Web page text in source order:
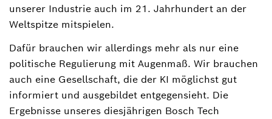
unserer Industrie auch im 21. Jahrhundert an der
Weltspitze mitspielen.
Dafür brauchen wir allerdings mehr als nur eine
politische Regulierung mit Augenmaß. Wir brauchen
auch eine Gesellschaft, die der KI möglichst gut
informiert und ausgebildet entgegensieht. Die
Ergebnisse unseres diesjährigen Bosch Tech